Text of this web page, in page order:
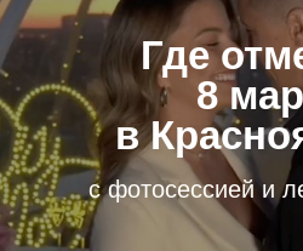
Где
8
в
с фотосессией и